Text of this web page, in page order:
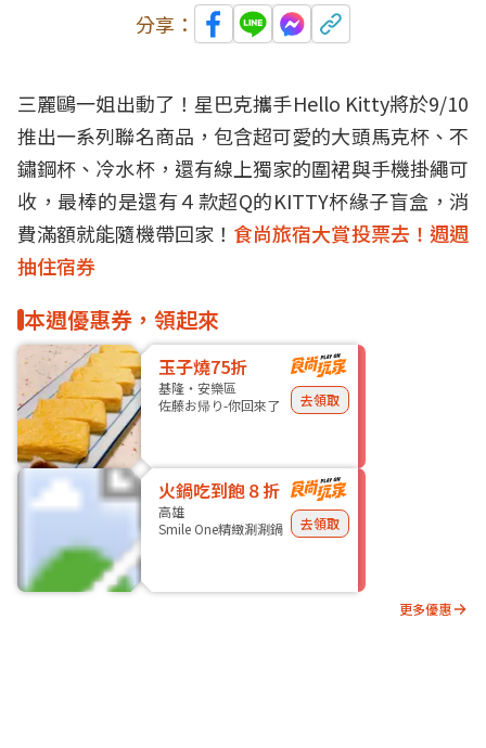
分享：
三麗鷗一姐出動了！星巴克攜手Hello Kitty將於9/10
推出一系列聯名商品，包含超可愛的大頭馬克杯、不
鏽鋼杯、冷水杯，還有線上獨家的圍裙與手機掛繩可
收，最棒的是還有４款超Q的KITTY杯緣子盲盒，消
費滿額就能隨機帶回家！ 食尚旅宿大賞投票去！週週
抽住宿券
本週優惠券，領起來
玉子燒75折
基隆・安樂區
佐藤お帰り-你回來了
去領取
火鍋吃到飽８折
高雄
Smile One精緻涮涮鍋
去領取
更多優惠